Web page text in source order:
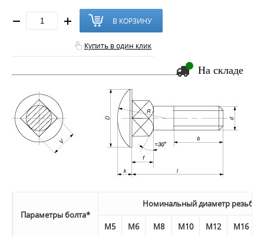
В КОРЗИНУ
Купить в один клик
На складе
Параметры болта*
Номинальный диаметр резьбы
М5 М6 М8 М10 М12 M16